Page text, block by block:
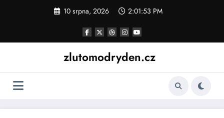
10 srpna, 2026 2:01:54 PM
zlutomodryden.cz